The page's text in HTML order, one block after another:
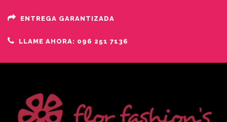
ENTREGA GARANTIZADA
LLAME AHORA: 096 251 7136